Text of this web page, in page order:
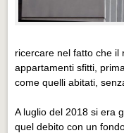
EVENTI
Eventi Vigevano
Eventi
Eventi Pavia
ricercare nel fatto che il
appartamenti sfitti,
come quelli abitati,
A luglio del 2018 si era
quel debito con un